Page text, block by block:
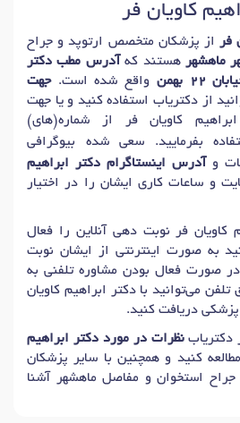
کاویان فر
فر
از پزشکان متخصص ارتوپد و جراح
ماهشهر هستند که آدرس مطب دکتر
22 بهمن واقع شده است.جهت
از دکتریاب استفاده کنید و یا جهت
کاویان فر از شماره(های)
بفرمایید. سعی شده بیوگرافی
و آدرس اینستاگرام دکتر ابراهیم
و ساعات کاری ایشان را در اختیار
کاویان فر نوبت دهی آنلاین را فعال
به صورت اینترنتی از ایشان نوبت
صورت فعال بودن مشاوره تلفنی به
می‌توانید با دکتر ابراهیم کاویان
دریافت کنید.
دکتریابنظرات در مورد دکتر ابراهیم
کنید و همچنین با سایر پزشکان
استخوان و مفاصل ماهشهر آشنا